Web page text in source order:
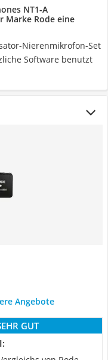
NT1-A
Marke Rode eine
Nierenmikrofon-Set
Software benutzt
Angebote
GUT